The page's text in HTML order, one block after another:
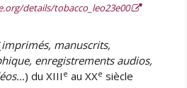
details/tobacco_leo23e00
imprimés, manuscrits,
enregistrements audios,
) du XIII e au XXe siècle